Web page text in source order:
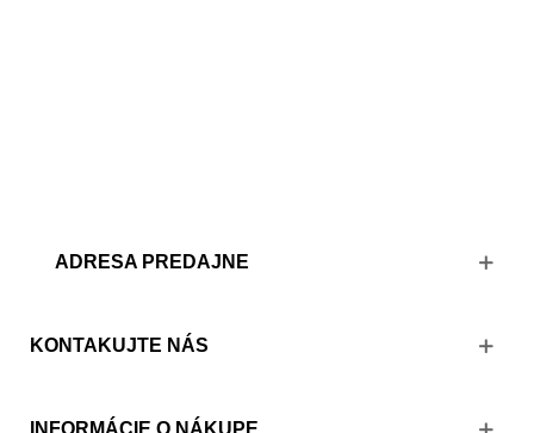
ADRESA PREDAJNE
KONTAKUJTE NÁS